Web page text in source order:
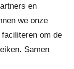
en
we onze
om de
Samen